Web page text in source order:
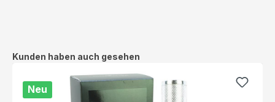
Produktgalerie überspringen
Kunden haben auch gesehen
Neu